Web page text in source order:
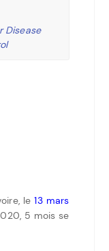
Disease
le13 mars
5 mois se